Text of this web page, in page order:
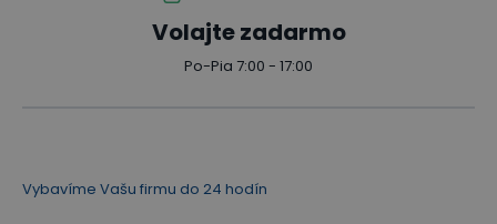
Volajte zadarmo
Po-Pia 7:00 - 17:00
Vybavíme Vašu firmu do 24 hodín